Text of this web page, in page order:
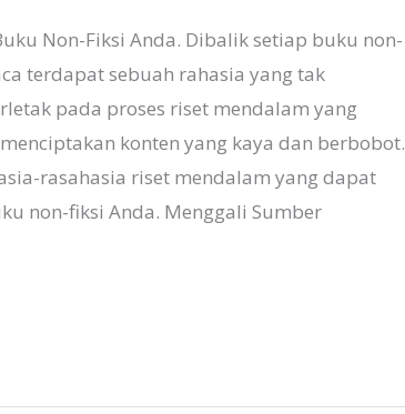
Non-Fiksi Anda. Dibalik setiap buku non-
terdapat sebuah rahasia yang tak
pada proses riset mendalam yang
konten yang kaya dan berbobot.
rasahasia riset mendalam yang dapat
non-fiksi Anda. Menggali Sumber